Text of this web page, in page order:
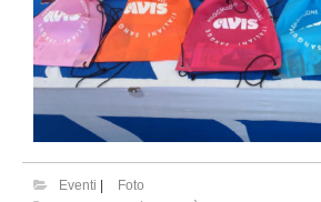
Eventi |
Foto